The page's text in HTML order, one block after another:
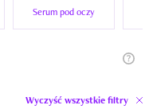
Serum pod oczy
Wyczyść wszystkie filtry